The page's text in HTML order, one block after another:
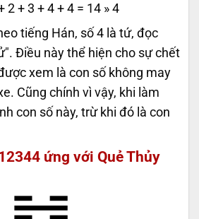
2 + 3 + 4 + 4 = 14 » 4
tiếng Hán, số 4 là tứ, đọc
Điều này thể hiện cho sự chết
xem là con số không may
Cũng chính vì vậy, khi làm
con số này, trừ khi đó là con
ứng với Quẻ Thủy